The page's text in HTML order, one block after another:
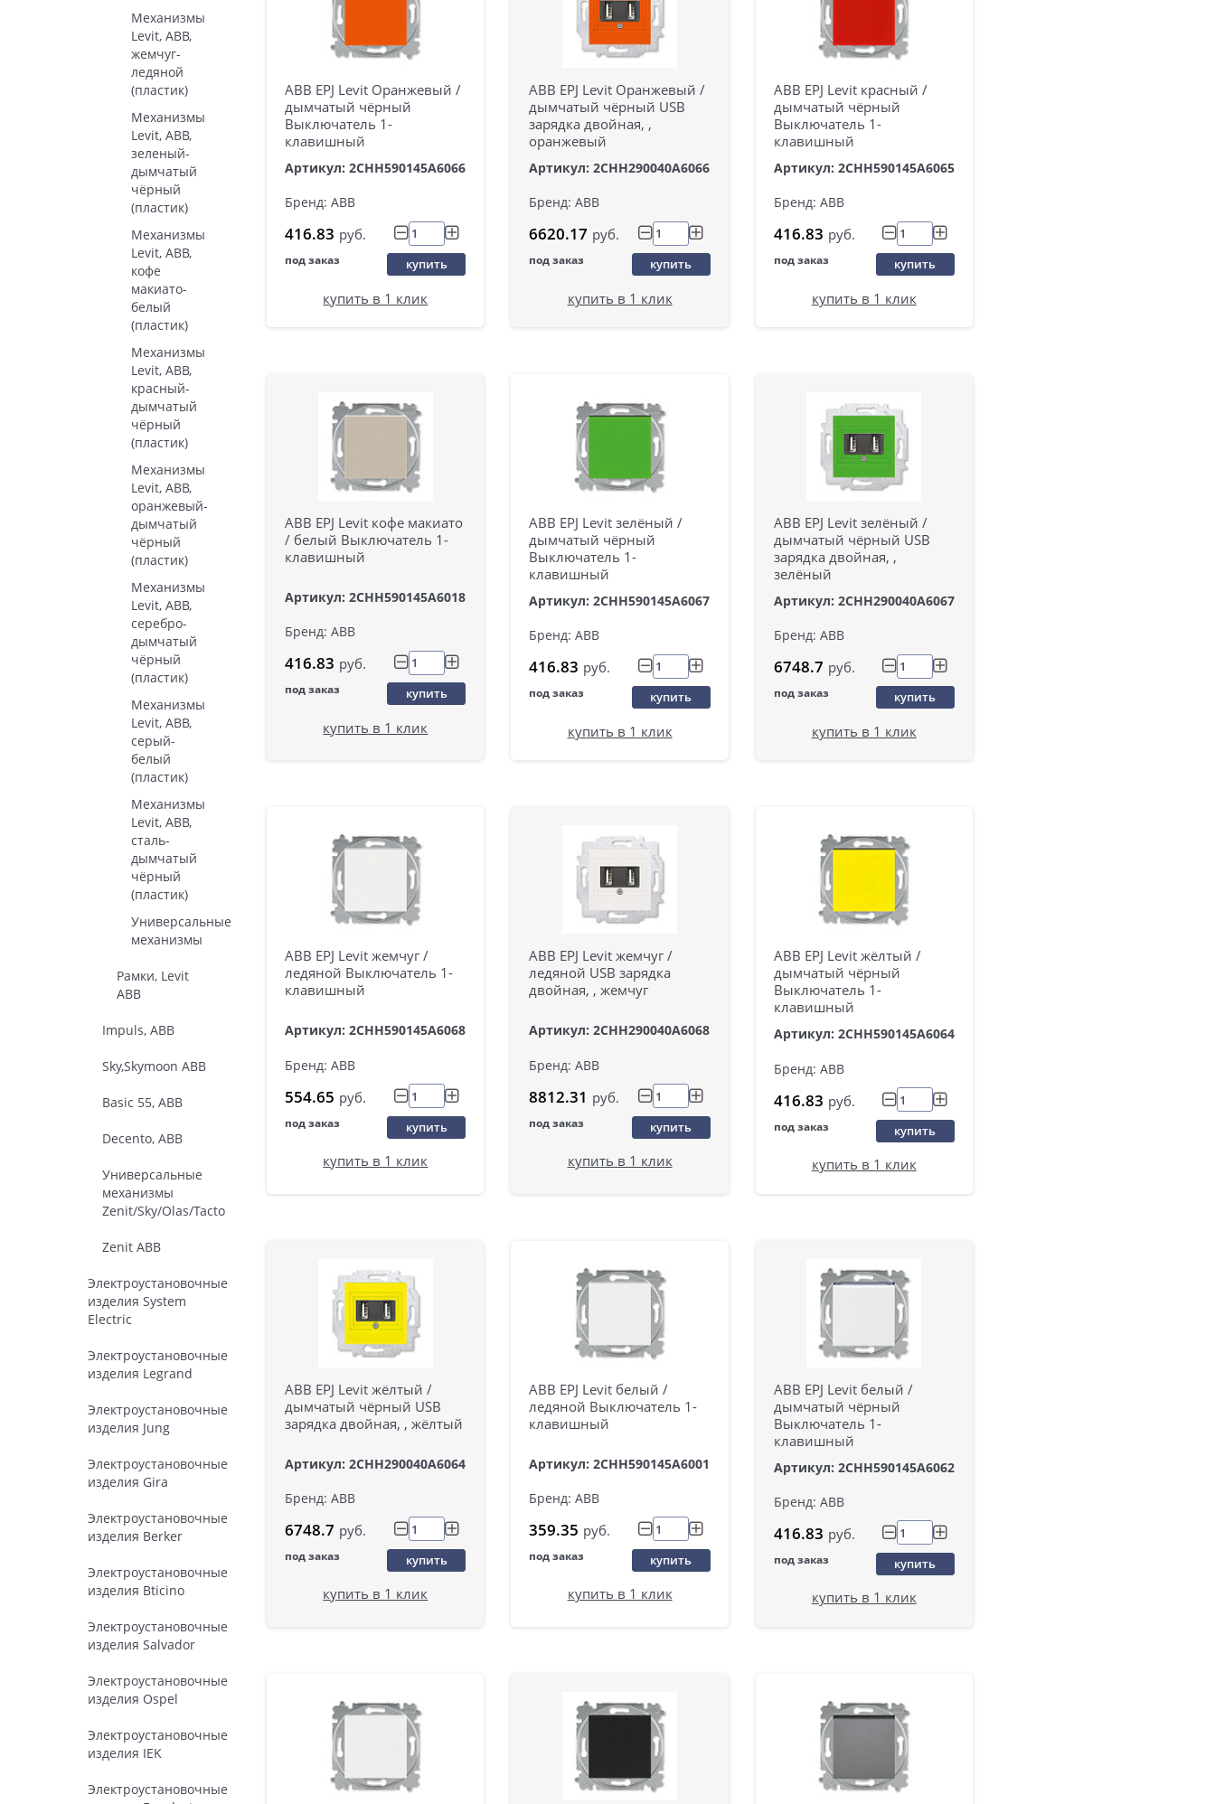
Механизмы
Levit, ABB,
жемчуг-
ледяной
(пластик)
Механизмы
Levit, ABB,
зеленый-
дымчатый
чёрный
(пластик)
Механизмы
Levit, ABB,
кофе
макиато-
белый
(пластик)
Механизмы
Levit, ABB,
красный-
дымчатый
чёрный
(пластик)
Механизмы
Levit, ABB,
оранжевый-
дымчатый
чёрный
(пластик)
Механизмы
Levit, ABB,
серебро-
дымчатый
чёрный
(пластик)
Механизмы
Levit, ABB,
серый-
белый
(пластик)
Механизмы
Levit, ABB,
сталь-
дымчатый
чёрный
(пластик)
Универсальные
механизмы
Рамки, Levit
ABB
Impuls, ABB
Sky,Skymoon ABB
Basic 55, ABB
Decento, ABB
Универсальные
механизмы
Zenit/Sky/Olas/Tacto
Zenit ABB
Электроустановочные
изделия System
Electric
Электроустановочные
изделия Legrand
Электроустановочные
изделия Jung
Электроустановочные
изделия Gira
Электроустановочные
изделия Berker
Электроустановочные
изделия Bticino
Электроустановочные
изделия Salvador
Электроустановочные
изделия Ospel
Электроустановочные
изделия IEK
Электроустановочные
ABB EPJ Levit Оранжевый /
дымчатый чёрный
Выключатель 1-
клавишный
Артикул: 2CHH590145A6066
Бренд: ABB
416.83 руб.
под заказ купить
купить в 1 клик
ABB EPJ Levit Оранжевый /
дымчатый чёрный USB
зарядка двойная, ,
оранжевый
Артикул: 2CHH290040A6066
Бренд: ABB
6620.17 руб.
под заказ купить
купить в 1 клик
ABB EPJ Levit краcный /
дымчатый чёрный
Выключатель 1-
клавишный
Артикул: 2CHH590145A6065
Бренд: ABB
416.83 руб.
под заказ купить
купить в 1 клик
ABB EPJ Levit кофе макиато
/ белый Выключатель 1-
клавишный
Артикул: 2CHH590145A6018
Бренд: ABB
416.83 руб.
под заказ купить
купить в 1 клик
ABB EPJ Levit зелёный /
дымчатый чёрный
Выключатель 1-
клавишный
Артикул: 2CHH590145A6067
Бренд: ABB
416.83 руб.
под заказ купить
купить в 1 клик
ABB EPJ Levit зелёный /
дымчатый чёрный USB
зарядка двойная, ,
зелёный
Артикул: 2CHH290040A6067
Бренд: ABB
6748.7 руб.
под заказ купить
купить в 1 клик
ABB EPJ Levit жемчуг /
ледяной Выключатель 1-
клавишный
Артикул: 2CHH590145A6068
Бренд: ABB
554.65 руб.
под заказ купить
купить в 1 клик
ABB EPJ Levit жемчуг /
ледяной USB зарядка
двойная, , жемчуг
Артикул: 2CHH290040A6068
Бренд: ABB
8812.31 руб.
под заказ купить
купить в 1 клик
ABB EPJ Levit жёлтый /
дымчатый чёрный
Выключатель 1-
клавишный
Артикул: 2CHH590145A6064
Бренд: ABB
416.83 руб.
под заказ купить
купить в 1 клик
ABB EPJ Levit жёлтый /
дымчатый чёрный USB
зарядка двойная, , жёлтый
Артикул: 2CHH290040A6064
Бренд: ABB
6748.7 руб.
под заказ купить
купить в 1 клик
ABB EPJ Levit белый /
ледяной Выключатель 1-
клавишный
Артикул: 2CHH590145A6001
Бренд: ABB
359.35 руб.
под заказ купить
купить в 1 клик
ABB EPJ Levit белый /
дымчатый чёрный
Выключатель 1-
клавишный
Артикул: 2CHH590145A6062
Бренд: ABB
416.83 руб.
под заказ купить
купить в 1 клик